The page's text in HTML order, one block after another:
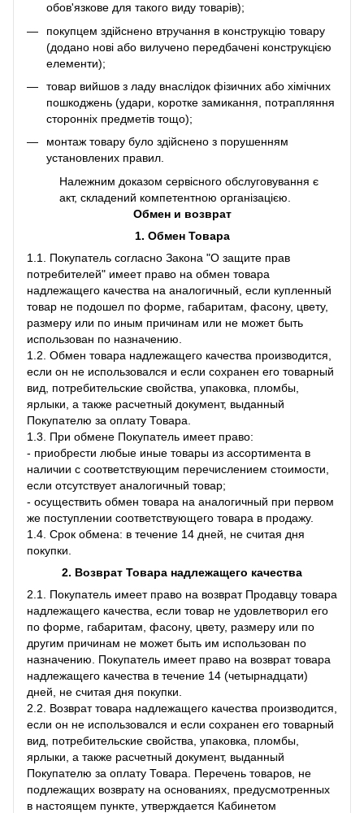
обов'язкове для такого виду товарів);
покупцем здійснено втручання в конструкцію товару
(додано нові або вилучено передбачені конструкцією
елементи);
товар вийшов з ладу внаслідок фізичних або хімічних
пошкоджень (удари, коротке замикання, потрапляння
сторонніх предметів тощо);
монтаж товару було здійснено з порушенням
установлених правил.
Належним доказом сервісного обслуговування є
акт, складений компетентною організацією.
Обмен и возврат
1. Обмен Товара
1.1. Покупатель согласно Закона "О защите прав
потребителей" имеет право на обмен товара
надлежащего качества на аналогичный, если купленный
товар не подошел по форме, габаритам, фасону, цвету,
размеру или по иным причинам или не может быть
использован по назначению.
1.2. Обмен товара надлежащего качества производится,
если он не использовался и если сохранен его товарный
вид, потребительские свойства, упаковка, пломбы,
ярлыки, а также расчетный документ, выданный
Покупателю за оплату Товара.
1.3. При обмене Покупатель имеет право:
- приобрести любые иные товары из ассортимента в
наличии с соответствующим перечислением стоимости,
если отсутствует аналогичный товар;
- осуществить обмен товара на аналогичный при первом
же поступлении соответствующего товара в продажу.
1.4. Срок обмена: в течение 14 дней, не считая дня
покупки.
2. Возврат Товара надлежащего качества
2.1. Покупатель имеет право на возврат Продавцу товара
надлежащего качества, если товар не удовлетворил его
по форме, габаритам, фасону, цвету, размеру или по
другим причинам не может быть им использован по
назначению. Покупатель имеет право на возврат товара
надлежащего качества в течение 14 (четырнадцати)
дней, не считая дня покупки.
2.2. Возврат товара надлежащего качества производится,
если он не использовался и если сохранен его товарный
вид, потребительские свойства, упаковка, пломбы,
ярлыки, а также расчетный документ, выданный
Покупателю за оплату Товара. Перечень товаров, не
подлежащих возврату на основаниях, предусмотренных
в настоящем пункте, утверждается Кабинетом